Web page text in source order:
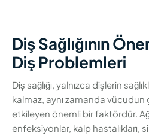
Diş Sağlığının
Diş Problemleri
Diş sağlığı, yalnızca dişlerin
kalmaz, aynı zamanda vücudun
etkileyen önemli bir faktördür.
enfeksiyonlar, kalp hastalıkları,